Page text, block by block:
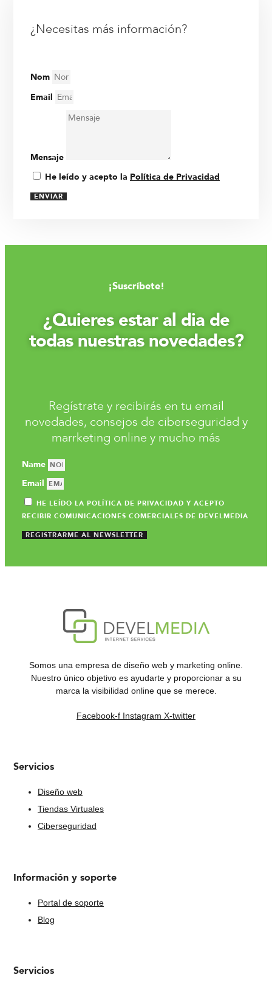
¿Necesitas más información?
Nom
Email
Mensaje
He leído y acepto la Política de Privacidad
ENVIAR
¡Suscríbete!
¿Quieres estar al dia de
todas nuestras novedades?
Regístrate y recibirás en tu email
novedades, consejos de ciberseguridad y
marrketing online y mucho más
Name
Email
HE LEÍDO LA POLÍTICA DE PRIVACIDAD Y ACEPTO
RECIBIR COMUNICACIONES COMERCIALES DE DEVELMEDIA
REGISTRARME AL NEWSLETTER
Somos una empresa de diseño web y marketing online.
Nuestro único objetivo es ayudarte y proporcionar a su
marca la visibilidad online que se merece.
Facebook-f Instagram X-twitter
Servicios
Diseño web
Tiendas Virtuales
Ciberseguridad
Información y soporte
Portal de soporte
Blog
Servicios